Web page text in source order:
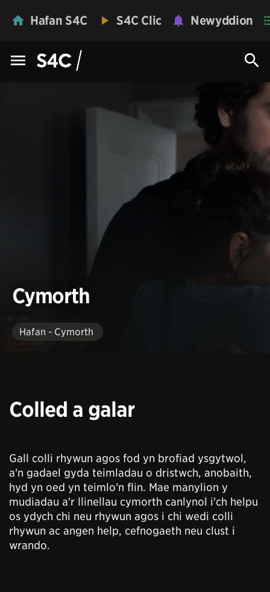
Hafan S4C S4C Clic Newyddion
Cymorth
Hafan - Cymorth
Colled a galar
Gall colli rhywun agos fod yn brofiad ysgytwol,
a'n gadael gyda teimladau o dristwch, anobaith,
hyd yn oed yn teimlo'n flin. Mae manylion y
mudiadau a'r llinellau cymorth canlynol i'ch helpu
os ydych chi neu rhywun agos i chi wedi colli
rhywun ac angen help, cefnogaeth neu clust i
wrando.